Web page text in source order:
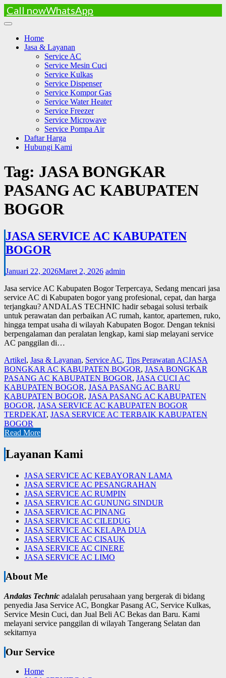
Call nowWhatsApp
Skip
contentHome
Jasa & Layanan
Service AC
Service Mesin Cuci
Service Kulkas
Service Dispenser
Service Kompor Gas
Service Water Heater
Service Freezer
Service Microwave
Service Pompa Air
Daftar Harga
Hubungi Kami
Tag: JASA BONGKAR
PASANG AC KABUPATEN
BOGOR
JASA SERVICE AC KABUPATEN
BOGOR
Januari 22, 2026Maret 2, 2026 admin
Jasa service AC Kabupaten Bogor Terpercaya, Sedang mencari jasa
service AC di Kabupaten bogor yang profesional, cepat, dan harga
terjangkau? ANDALAS TECHNIC hadir sebagai solusi terbaik
untuk perawatan dan perbaikan AC rumah, kantor, apartemen, ruko,
hingga tempat usaha di wilayah Kabupaten Bogor. Dengan teknisi
berpengalaman dan peralatan lengkap, kami siap melayani service
AC panggilan di…
Artikel, Jasa & Layanan, Service AC, Tips Perawatan ACJASA
BONGKAR AC KABUPATEN BOGOR, JASA BONGKAR
PASANG AC KABUPATEN BOGOR, JASA CUCI AC
KABUPATEN BOGOR, JASA PASANG AC BARU
KABUPATEN BOGOR, JASA PASANG AC KABUPATEN
BOGOR, JASA SERVICE AC KABUPATEN BOGOR
TERDEKAT, JASA SERVICE AC TERBAIK KABUPATEN
BOGOR
Read More
Layanan Kami
JASA SERVICE AC KEBAYORAN LAMA
JASA SERVICE AC PESANGRAHAN
JASA SERVICE AC RUMPIN
JASA SERVICE AC GUNUNG SINDUR
JASA SERVICE AC PINANG
JASA SERVICE AC CILEDUG
JASA SERVICE AC KELAPA DUA
JASA SERVICE AC CISAUK
JASA SERVICE AC CINERE
JASA SERVICE AC LIMO
About Me
Andalas Technic adalalah perusahaan yang bergerak di bidang
penyedia Jasa Service AC, Bongkar Pasang AC, Service Kulkas,
Service Mesin Cuci, dan Jual Beli AC Bekas dan Baru. Kami
melayani service panggilan di wilayah Tangerang Selatan dan
sekitarnya
Our Service
Home